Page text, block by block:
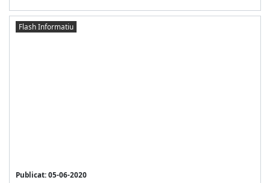
Flash Informatiu
Publicat: 05-06-2020